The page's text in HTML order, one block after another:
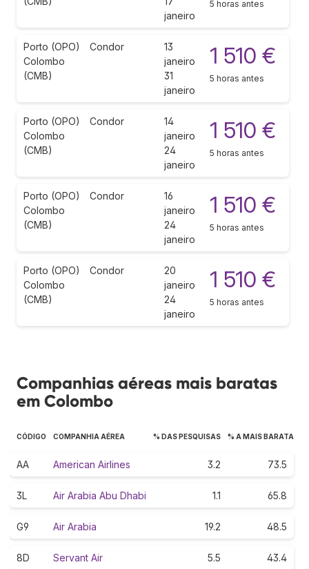
janeiro
5 horas antes
Porto (OPO)
Colombo
(CMB)
Condor
13
janeiro
31
janeiro
1 510 €
5 horas antes
Porto (OPO)
Colombo
(CMB)
Condor
14
janeiro
24
janeiro
1 510 €
5 horas antes
Porto (OPO)
Colombo
(CMB)
Condor
16
janeiro
24
janeiro
1 510 €
5 horas antes
Porto (OPO)
Colombo
(CMB)
Condor
20
janeiro
24
janeiro
1 510 €
5 horas antes
Companhias aéreas mais baratas
em Colombo
CÓDIGO COMPANHIA AÉREA % DAS PESQUISAS % A MAIS BARATA
AA American Airlines 3.2 73.5
3L Air Arabia Abu Dhabi 1.1 65.8
G9 Air Arabia 19.2 48.5
8D Servant Air 5.5 43.4